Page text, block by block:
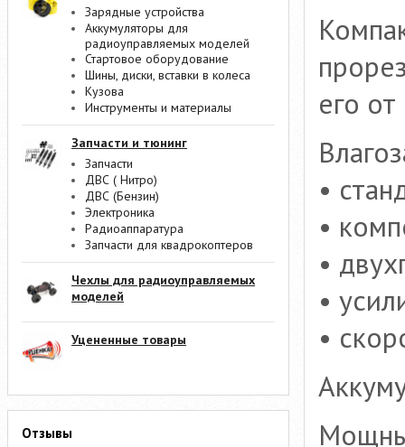
Зарядные устройства
Аккумуляторы для
радиоуправляемых моделей
Стартовое оборудование
Шины, диски, вставки в колеса
Кузова
Инструменты и материалы
Запчасти и тюнинг
Запчасти
ДВС ( Нитро)
ДВС (Бензин)
Электроника
Радиоаппаратура
Запчасти для квадрокоптеров
Чехлы для радиоуправляемых
моделей
Уцененные товары
Отзывы
его
•
•
•
•
•